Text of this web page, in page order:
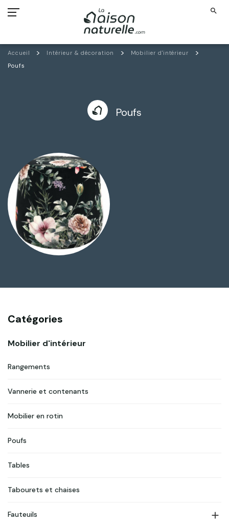
search
Accueil Intérieur & décoration
Mobilier d'intérieur
Poufs
Poufs
Catégories
Mobilier d'intérieur
Rangements
Vannerie et contenants
Mobilier en rotin
Poufs
Tables
Tabourets et chaises
Fauteuils 